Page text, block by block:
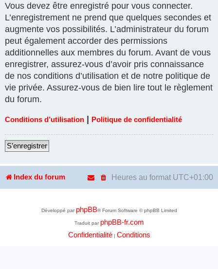
Vous devez être enregistré pour vous connecter.
L’enregistrement ne prend que quelques secondes et
augmente vos possibilités. L’administrateur du forum
peut également accorder des permissions
additionnelles aux membres du forum. Avant de vous
enregistrer, assurez-vous d’avoir pris connaissance
de nos conditions d’utilisation et de notre politique de
vie privée. Assurez-vous de bien lire tout le règlement
du forum.
Conditions d’utilisation Politique de confidentialité
S’enregistrer
Index du forum Heures au format UTC+01:00
Développé par phpBB® Forum Software © phpBB Limited
Traduit par phpBB-fr.com
Confidentialité| Conditions